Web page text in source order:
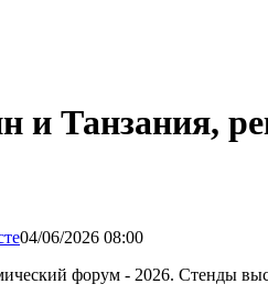
Танзания,
04/06/2026 08:00
форум - 2026. Стенды